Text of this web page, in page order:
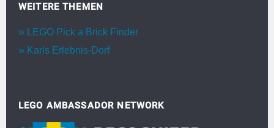
WEITERE THEMEN
LEGO Pick a Brick Finder
Karls Erlebnis-Dorf
LEGO AMBASSADOR NETWORK